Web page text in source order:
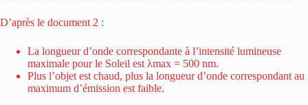
D’après le document 2 :
La longueur d’onde correspondante à l’intensité lumineuse
maximale pour le Soleil est λmax = 500 nm.
Plus l’objet est chaud, plus la longueur d’onde correspondant au
maximum d’émission est faible.